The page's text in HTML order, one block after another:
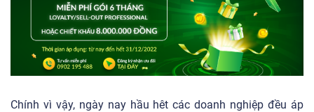
Chính vì vậy, ngày nay hầu hêt các doanh nghiệp đều áp